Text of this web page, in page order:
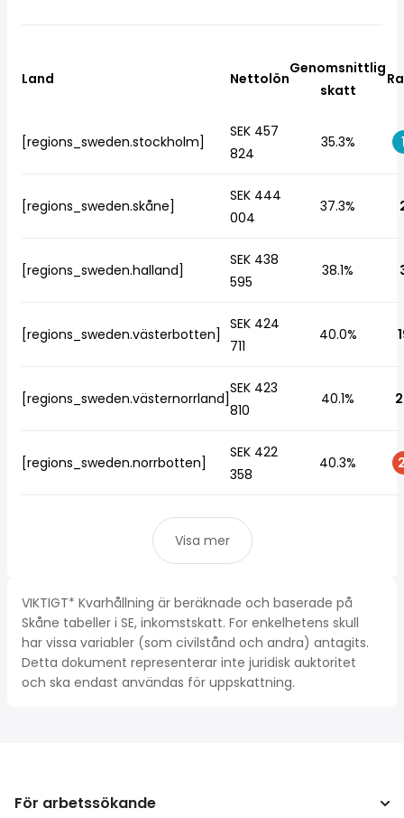
Land Nettolön
Genomsnittlig
skatt
[regions_sweden.stockholm]
SEK 457
824
35.3%
[regions_sweden.skåne]
SEK 444
004
37.3%
[regions_sweden.halland]
SEK 438
595
38.1%
[regions_sweden.västerbotten]
SEK 424
711
40.0%
[regions_sweden.västernorrland]
SEK 423
810
40.1%
[regions_sweden.norrbotten]
SEK 422
358
40.3%
Visa mer
VIKTIGT* Kvarhållning är beräknade och baserade på
Skåne tabeller i SE, inkomstskatt. For enkelhetens skull
har vissa variabler (som civilstånd och andra) antagits.
Detta dokument representerar inte juridisk auktoritet
och ska endast användas för uppskattning.
För arbetssökande